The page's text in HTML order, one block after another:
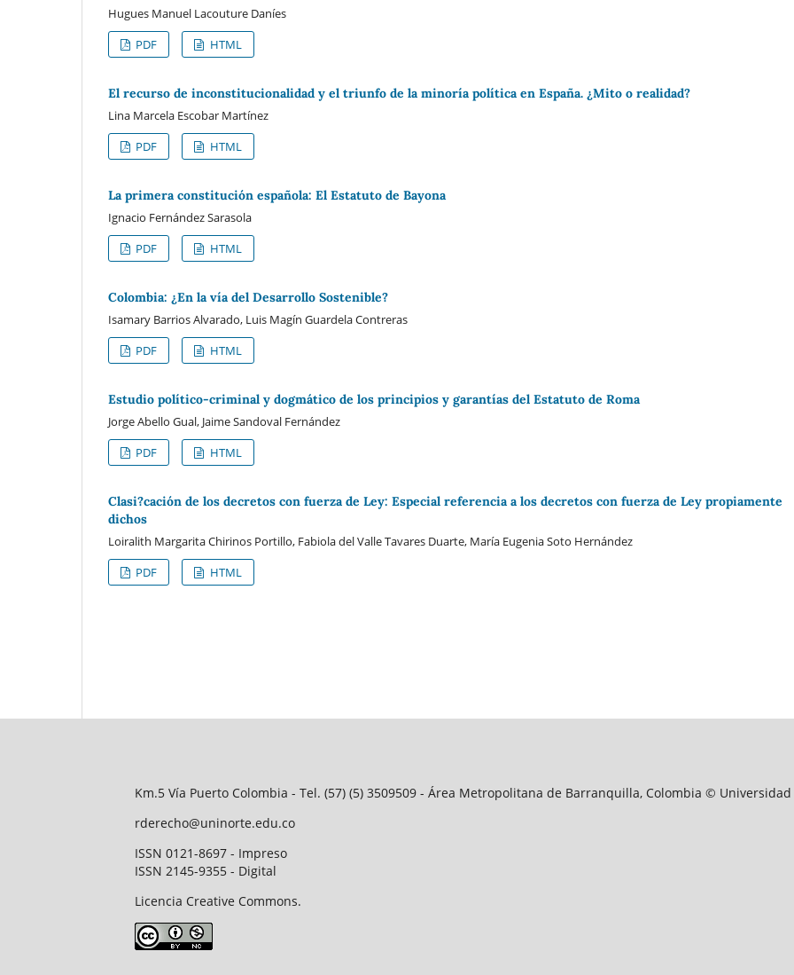
Hugues Manuel Lacouture Daníes
PDF
HTML
El recurso de inconstitucionalidad y el triunfo de la minoría política en España. ¿Mito o realidad?
Lina Marcela Escobar Martínez
PDF
HTML
La primera constitución española: El Estatuto de Bayona
Ignacio Fernández Sarasola
PDF
HTML
Colombia: ¿En la vía del Desarrollo Sostenible?
Isamary Barrios Alvarado, Luis Magín Guardela Contreras
PDF
HTML
Estudio político-criminal y dogmático de los principios y garantías del Estatuto de Roma
Jorge Abello Gual, Jaime Sandoval Fernández
PDF
HTML
Clasi?cación de los decretos con fuerza de Ley: Especial referencia a los decretos con fuerza de Ley propiamente
dichos
Loiralith Margarita Chirinos Portillo, Fabiola del Valle Tavares Duarte, María Eugenia Soto Hernández
PDF
HTML
Km.5 Vía Puerto Colombia - Tel. (57) (5) 3509509 - Área Metropolitana de Barranquilla, Colombia ©
rderecho@uninorte.edu.co
ISSN 0121-8697 - Impreso
ISSN 2145-9355 - Digital
Licencia Creative Commons.